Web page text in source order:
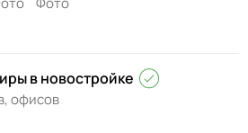
в новостройке
офисов